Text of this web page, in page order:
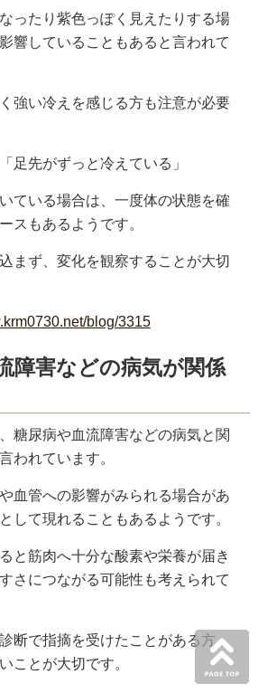
ったり紫色っぽく見えたりする場
響していることもあると言われて
強い冷えを感じる方も注意が必要
足先がずっと冷えている」
ている場合は、一度体の状態を確
スもあるようです。
まず、変化を観察することが大切
blog/3315
障害などの病気が関係
糖尿病や血流障害などの病気と関
われています。
血管への影響がみられる場合があ
して現れることもあるようです。
と筋肉へ十分な酸素や栄養が届き
さにつながる可能性も考えられて
断で指摘を受けたことがある方
ことが大切です。